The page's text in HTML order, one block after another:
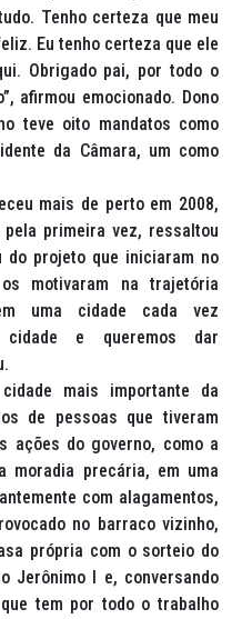
Tenho certeza que meu
Eu tenho certeza que ele
Obrigado pai, por todo o
afirmou emocionado. Dono
teve oito mandatos como
da Câmara, um como
mais de perto em 2008,
primeira vez, ressaltou
do projeto que iniciaram no
motivaram na trajetória
uma cidade cada vez
e queremos dar
mais importante da
de pessoas que tiveram
ações do governo, como a
moradia precária, em uma
com alagamentos,
no barraco vizinho,
própria com o sorteio do
Jerônimo I e, conversando
tem por todo o trabalho